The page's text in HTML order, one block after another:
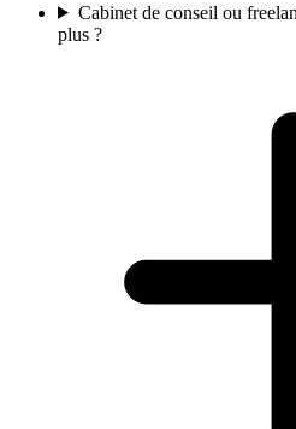
Cabinet de conseil ou
plus ?